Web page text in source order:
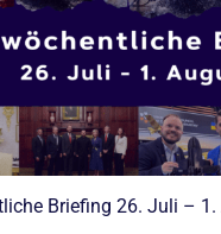
Briefing 26. Juli – 1.